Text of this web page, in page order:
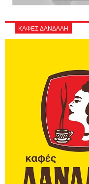
ΚΑΦΕΣ ΔΑΝΔΑΛΗ